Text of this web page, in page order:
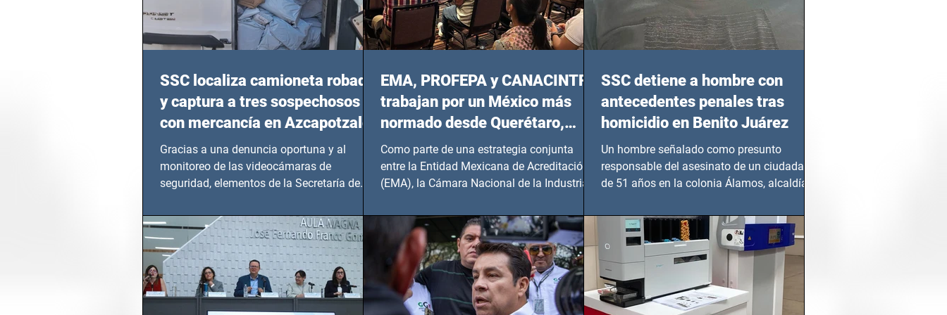
SSC localiza camioneta robada
y captura a tres sospechosos
con mercancía en Azcapotzalco
Gracias a una denuncia oportuna y al
monitoreo de las videocámaras de
seguridad, elementos de la Secretaría de
EMA, PROFEPA y CANACINTRA
trabajan por un México más
normado desde Querétaro,
Hidalgo y BCS
Como parte de una estrategia conjunta
entre la Entidad Mexicana de Acreditación
(EMA), la Cámara Nacional de la Industria
SSC detiene a hombre con
antecedentes penales tras
homicidio en Benito Juárez
Un hombre señalado como presunto
responsable del asesinato de un ciudadano
de 51 años en la colonia Álamos, alcaldía